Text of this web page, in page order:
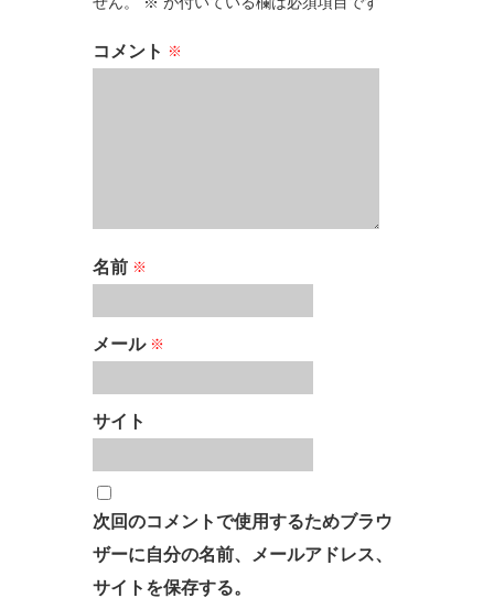
コメント ※
名前 ※
メール ※
サイト
次回のコメントで使用するためブラウ
ザーに自分の名前、メールアドレス、
サイトを保存する。